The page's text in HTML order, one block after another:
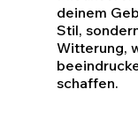
deinem
Stil,
Witterung,
schaffen.